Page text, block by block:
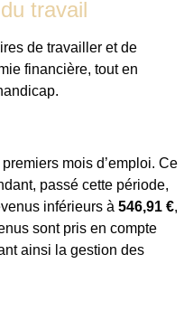
travail
de travailler et de
financière, tout en
mois d’emploi. Ce
passé cette période,
inférieurs à 546,91 €,
sont pris en compte
ainsi la gestion des